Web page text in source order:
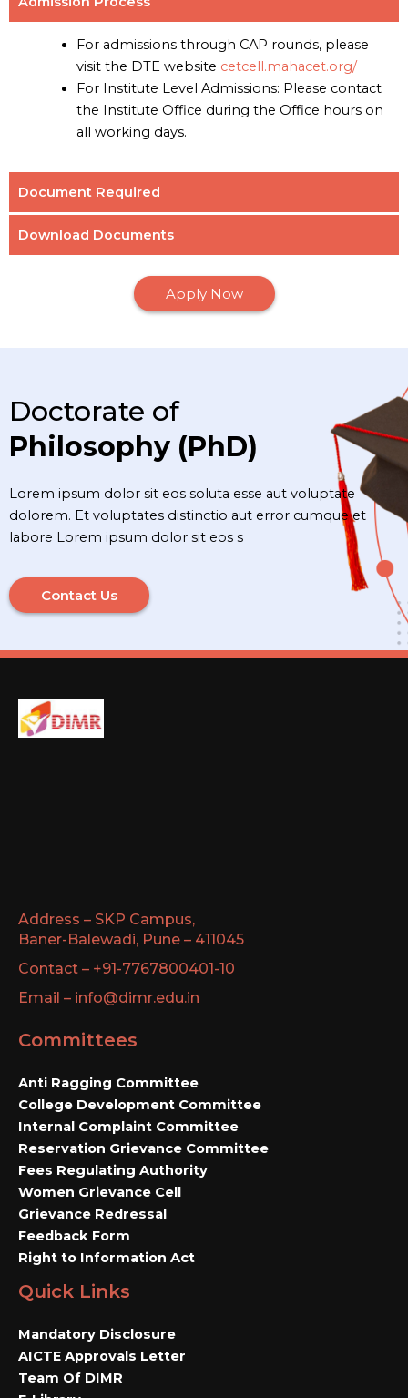
For admissions through CAP rounds, please
visit the DTE website cetcell.mahacet.org/
For Institute Level Admissions: Please contact
the Institute Office during the Office hours on
all working days.
Document Required
Download Documents
Apply Now
Doctorate of
Philosophy (PhD)
Lorem ipsum dolor sit eos soluta esse aut voluptate
dolorem. Et voluptates distinctio aut error cumque et
labore Lorem ipsum dolor sit eos s
Contact Us
Address – SKP Campus,
Baner-Balewadi, Pune – 411045
Contact – +91-7767800401-10
Email – info@dimr.edu.in
Committees
Anti Ragging Committee
College Development Committee
Internal Complaint Committee
Reservation Grievance Committee
Fees Regulating Authority
Women Grievance Cell
Grievance Redressal
Feedback Form
Right to Information Act
Quick Links
Mandatory Disclosure
AICTE Approvals Letter
Team Of DIMR